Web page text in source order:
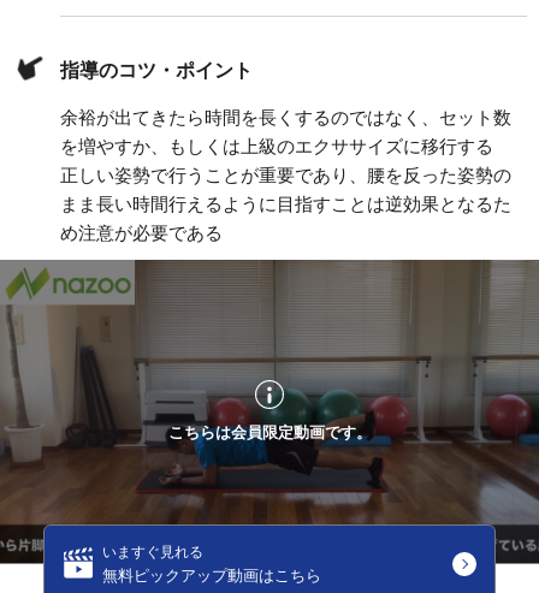
指導のコツ・ポイント
余裕が出てきたら時間を長くするのではなく、セット数
を増やすか、もしくは上級のエクササイズに移行する
正しい姿勢で行うことが重要であり、腰を反った姿勢の
まま長い時間行えるように目指すことは逆効果となるた
め注意が必要である
こちらは会員限定動画です。
いますぐ見れる
無料ピックアップ動画はこちら